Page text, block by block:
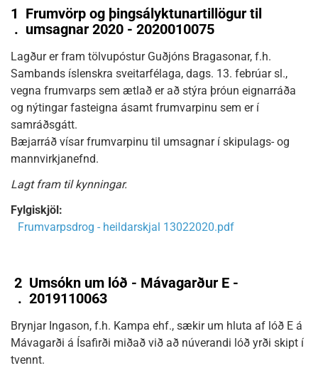
1
.
Frumvörp og þingsályktunartillögur til
umsagnar 2020 - 2020010075
Lagður er fram tölvupóstur Guðjóns Bragasonar, f.h.
Sambands íslenskra sveitarfélaga, dags. 13. febrúar sl.,
vegna frumvarps sem ætlað er að stýra þróun eignarráða
og nýtingar fasteigna ásamt frumvarpinu sem er í
samráðsgátt.
Bæjarráð vísar frumvarpinu til umsagnar í skipulags- og
mannvirkjanefnd.
Lagt fram til kynningar.
Fylgiskjöl:
Frumvarpsdrog - heildarskjal 13022020.pdf
2
.
Umsókn um lóð - Mávagarður E -
2019110063
Brynjar Ingason, f.h. Kampa ehf., sækir um hluta af lóð E á
Mávagarði á Ísafirði miðað við að núverandi lóð yrði skipt í
tvennt.